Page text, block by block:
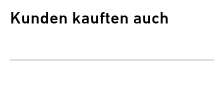
Kunden kauften auch